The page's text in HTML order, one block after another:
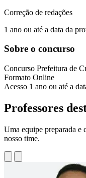
Correção de redações
1 ano ou até a data da
Sobre o concurso
Concurso Prefeitura de
Formato Online
Acesso 1 ano ou até a
Professores
Uma equipe preparada e
nosso time.